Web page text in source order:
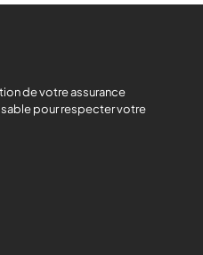
de votre assurance
pour respecter votre